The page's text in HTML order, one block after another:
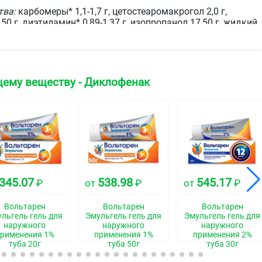
карбомеры* 1,1-1,7 г, цетостеаромакрогол 2,0 г,
г, диэтиламин* 0,89-1,37 г, изопропанол 17,50 г, жидкий
спирт 0,75 г, эвкалиптовый ароматизатор 0,10 г,
2500 кг) количества карбомеров, диэтиленамина и
корректироваться в пределах указанных цифр.
гель от белого до белого с желтоватым оттенком
группа
препарат (НПВП)
веществу - Диклофенак
345.07 ₽
Вольтарен
гель для
наружного
1%
туба 20г
от 538.98 ₽
Вольтарен
Эмульгель гель для
наружного
применения 1%
туба 50г
от 545.17 ₽
Вольтарен
Эмульгель гель для
наружного
применения 2%
туба 30г